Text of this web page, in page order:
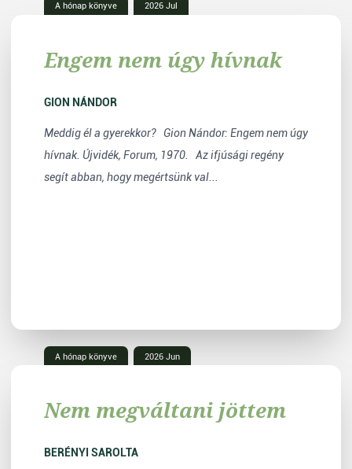
A hónap könyve 2026 Jul
Engem nem úgy hívnak
GION NÁNDOR
Meddig él a gyerekkor? Gion Nándor: Engem nem úgy
hívnak. Újvidék, Forum, 1970. Az ifjúsági regény
segít abban, hogy megértsünk val...
A hónap könyve 2026 Jun
Nem megváltani jöttem
BERÉNYI SAROLTA